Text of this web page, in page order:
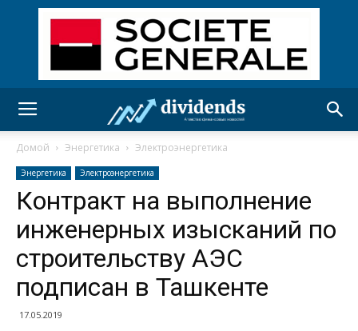
Домой Энергетика Электроэнергетика
Энергетика Электроэнергетика
Контракт на выполнение
инженерных изысканий по
строительству АЭС
подписан в Ташкенте
17.05.2019